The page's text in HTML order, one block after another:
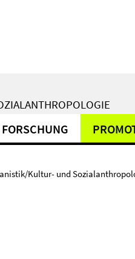
FORSCHUNG
Kultur- und